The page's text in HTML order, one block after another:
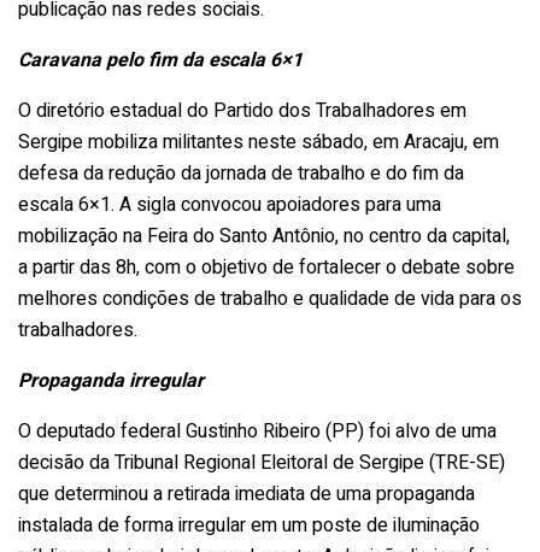
publicação nas redes sociais.
Caravana pelo fim da escala 6×1
O diretório estadual do Partido dos Trabalhadores em
Sergipe mobiliza militantes neste sábado, em Aracaju, em
defesa da redução da jornada de trabalho e do fim da
escala 6×1. A sigla convocou apoiadores para uma
mobilização na Feira do Santo Antônio, no centro da capital,
a partir das 8h, com o objetivo de fortalecer o debate sobre
melhores condições de trabalho e qualidade de vida para os
trabalhadores.
Propaganda irregular
O deputado federal Gustinho Ribeiro (PP) foi alvo de uma
decisão da Tribunal Regional Eleitoral de Sergipe (TRE-SE)
que determinou a retirada imediata de uma propaganda
instalada de forma irregular em um poste de iluminação